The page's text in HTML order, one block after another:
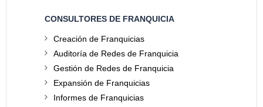
CONSULTORES DE FRANQUICIA
Creación de Franquicias
Auditoría de Redes de Franquicia
Gestión de Redes de Franquicia
Expansión de Franquicias
Informes de Franquicias